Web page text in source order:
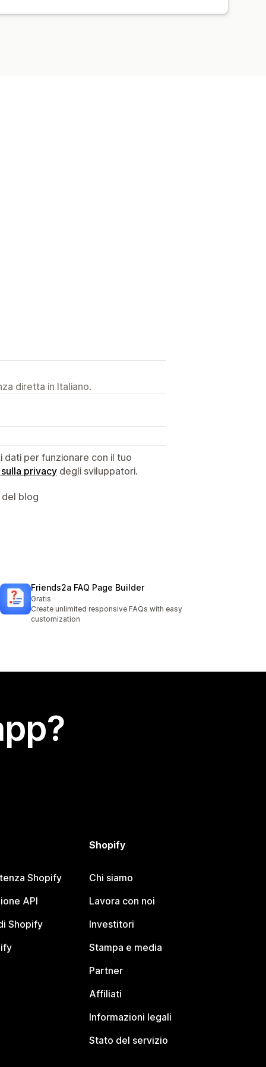
diretta in Italiano.
per funzionare con il tuo
privacy degli sviluppatori.
blog
Friends2a FAQ Page Builder
Gratis
Create unlimited responsive FAQs with easy
customization
Shopify
API
Shopify
Shopify
Chi siamo
Lavora con noi
Investitori
Stampa e media
Partner
Affiliati
Informazioni legali
Stato del servizio